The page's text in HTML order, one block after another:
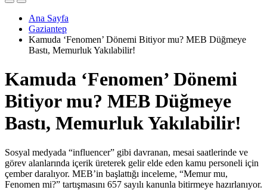
Ana Sayfa
Gaziantep
Kamuda ‘Fenomen’ Dönemi Bitiyor mu? MEB Düğmeye
Bastı, Memurluk Yakılabilir!
Kamuda ‘Fenomen’ Dönemi
Bitiyor mu? MEB Düğmeye
Bastı, Memurluk Yakılabilir!
Sosyal medyada “influencer” gibi davranan, mesai saatlerinde ve
görev alanlarında içerik üreterek gelir elde eden kamu personeli için
çember daralıyor. MEB’in başlattığı inceleme, “Memur mu,
Fenomen mi?” tartışmasını 657 sayılı kanunla bitirmeye hazırlanıyor.